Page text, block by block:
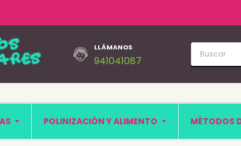
LLÁMANOS
941041087
POLINIZACIÓN Y ALIMENTO MÉTODOS